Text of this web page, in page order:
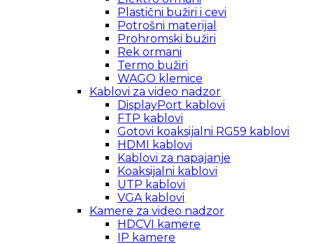
Plastični bužiri i cevi
Potrošni materijal
Prohromski bužiri
Rek ormani
Termo bužiri
WAGO klemice
Kablovi za video nadzor
DisplayPort kablovi
FTP kablovi
Gotovi koaksijalni RG59 kablovi
HDMI kablovi
Kablovi za napajanje
Koaksijalni kablovi
UTP kablovi
VGA kablovi
Kamere za video nadzor
HDCVI kamere
IP kamere